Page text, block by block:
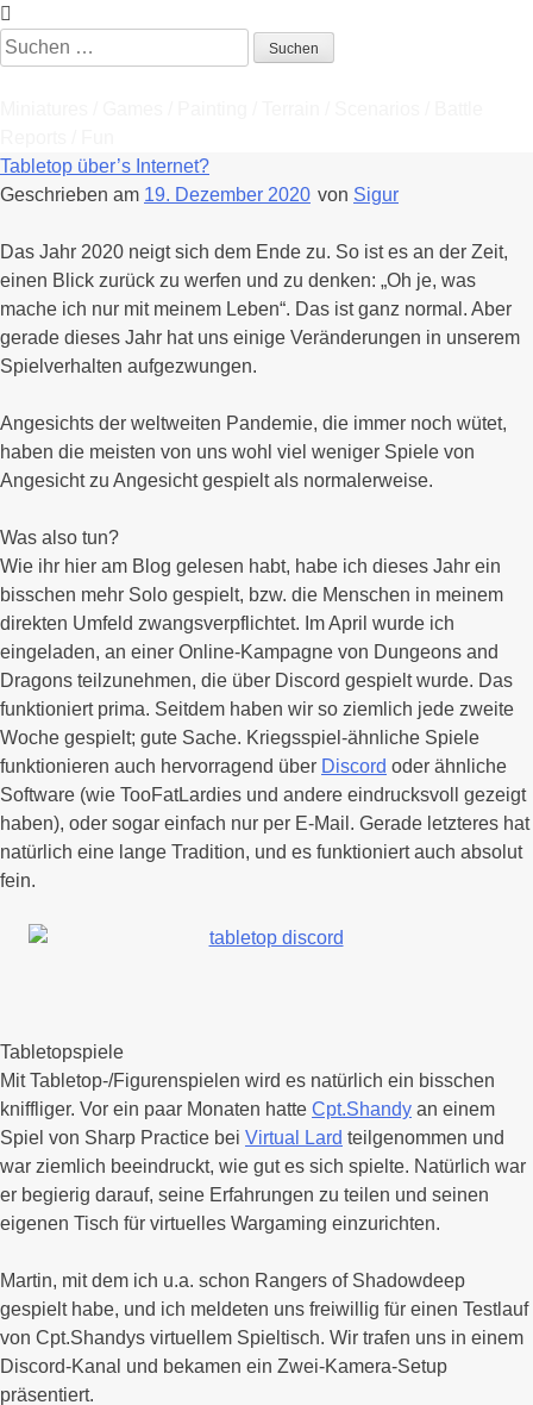
Zum
Inhalt
springen
Suchen
nach:
Tabletop über’s Internet?
Geschrieben am 19. Dezember 2020 von Sigur
Das Jahr 2020 neigt sich dem Ende zu. So ist es an der Zeit,
einen Blick zurück zu werfen und zu denken: „Oh je, was
mache ich nur mit meinem Leben“. Das ist ganz normal. Aber
gerade dieses Jahr hat uns einige Veränderungen in unserem
Spielverhalten aufgezwungen.
Angesichts der weltweiten Pandemie, die immer noch wütet,
haben die meisten von uns wohl viel weniger Spiele von
Angesicht zu Angesicht gespielt als normalerweise.
Was also tun?
Wie ihr hier am Blog gelesen habt, habe ich dieses Jahr ein
bisschen mehr Solo gespielt, bzw. die Menschen in meinem
direkten Umfeld zwangsverpflichtet. Im April wurde ich
eingeladen, an einer Online-Kampagne von Dungeons and
Dragons teilzunehmen, die über Discord gespielt wurde. Das
funktioniert prima. Seitdem haben wir so ziemlich jede zweite
Woche gespielt; gute Sache. Kriegsspiel-ähnliche Spiele
funktionieren auch hervorragend über Discord oder ähnliche
Software (wie TooFatLardies und andere eindrucksvoll gezeigt
haben), oder sogar einfach nur per E-Mail. Gerade letzteres hat
natürlich eine lange Tradition, und es funktioniert auch absolut
fein.
Tabletopspiele
Mit Tabletop-/Figurenspielen wird es natürlich ein bisschen
kniffliger. Vor ein paar Monaten hatte Cpt.Shandy an einem
Spiel von Sharp Practice bei Virtual Lard teilgenommen und
war ziemlich beeindruckt, wie gut es sich spielte. Natürlich war
er begierig darauf, seine Erfahrungen zu teilen und seinen
eigenen Tisch für virtuelles Wargaming einzurichten.
Martin, mit dem ich u.a. schon Rangers of Shadowdeep
gespielt habe, und ich meldeten uns freiwillig für einen Testlauf
von Cpt.Shandys virtuellem Spieltisch. Wir trafen uns in einem
Discord-Kanal und bekamen ein Zwei-Kamera-Setup
präsentiert.